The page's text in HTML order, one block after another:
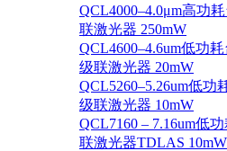
QCL4000–4.0μm高功
联激光器 250mW
QCL4600–4.6um低功
级联激光器 20mW
QCL5260–5.26um低
级联激光器 10mW
QCL7160 – 7.16um低
联激光器TDLAS 10mW